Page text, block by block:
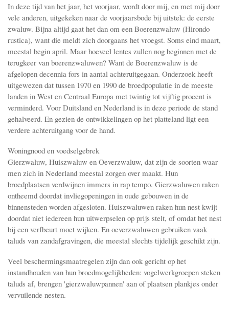
In deze tijd van het jaar, het voorjaar, wordt door mij, en met mij door
vele anderen, uitgekeken naar de voorjaarsbode bij uitstek: de eerste
zwaluw. Bijna altijd gaat het dan om een Boerenzwaluw (Hirondo
rustica), want die meldt zich doorgaans het vroegst. Soms eind maart,
meestal begin april. Maar hoeveel lentes zullen nog beginnen met de
terugkeer van boerenzwa­luwen? Want de Boerenzwaluw is de
afgelopen decennia fors in aantal achteruitgegaan. Onderzoek heeft
uitgewezen dat tussen 1970 en 1990 de broedpopulatie in de meeste
landen in West en Centraal Europa met twintig tot vijftig procent is
verminderd. Voor Duitsland en Nederland is in deze periode de stand
gehalveerd. En gezien de ontwikkelingen op het platteland ligt een
verdere achteruitgang voor de hand.
Woningnood en voedselgebrek
Gierzwaluw, Huiszwaluw en Oeverzwaluw, dat zijn de soorten waar
men zich in Nederland meestal zorgen over maakt. Hun
broedplaatsen verdwijnen immers in rap tempo. Gierzwaluwen raken
ontheemd doordat invliegopeningen in oude gebouwen in de
binnensteden worden afgesloten. Huiszwaluwen raken hun nest kwijt
doordat niet iedereen hun uitwerpselen op prijs stelt, of omdat het nest
bij een verfbeurt moet wijken. En oeverzwaluwen gebruiken vaak
taluds van zandafgravingen, die meestal slechts tijdelijk geschikt zijn.
Veel beschermingsmaatregelen zijn dan ook gericht op het
instandhouden van hun broedmogelijkheden: vogelwerkgroepen steken
taluds af, brengen 'gierzwaluwpannen' aan of plaatsen plankjes onder
vervuilende nesten.